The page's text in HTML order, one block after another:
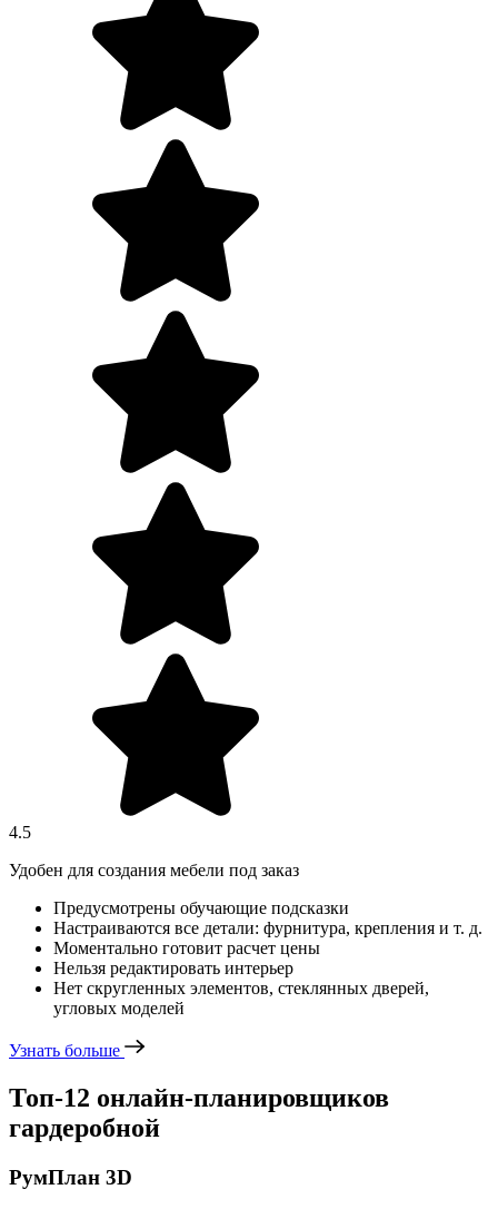
4.5
Удобен для создания мебели под заказ
Предусмотрены обучающие подсказки
Настраиваются все детали: фурнитура, крепления и т. д.
Моментально готовит расчет цены
Нельзя редактировать интерьер
Нет скругленных элементов, стеклянных дверей,
угловых моделей
Узнать больше
Топ-12 онлайн-планировщиков
гардеробной
РумПлан 3D